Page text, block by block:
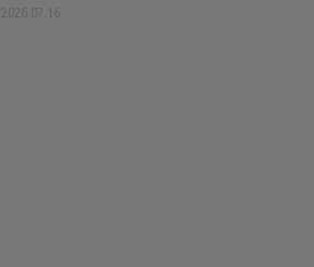
2026.07.16